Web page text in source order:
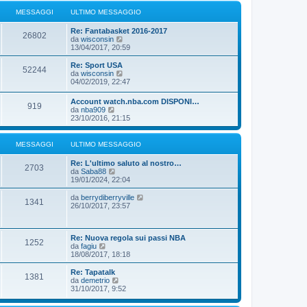
g
g
i
o
s
s
a
g
g
i
o
u
i
o
m
s
a
g
i
o
MESSAGGI ULTIMO MESSAGGIO
26802
Re: Fantabasket 2016-2017
da wisconsin
e
d
l
i
m
m
e
s
s
a
g
i
o
13/04/2017, 20:59
52244
Re: Sport USA
da wisconsin
e
u
l
t
i
o
m
e
s
a
g
g
04/02/2019, 22:47
919
Account watch.nba.com DISPONI…
da nba909
e
d
i
u
o
m
e
s
g
g
o
23/10/2016, 21:15
MESSAGGI ULTIMO MESSAGGIO
2703
Re: L'ultimo saluto al nostro…
da Saba88
e
d
i
u
i
m
o
m
e
s
a
g
g
19/01/2024, 22:04
1341 da berrydiberryville
u
l
m
s
26/10/2017, 23:57
1252
Re: Nuova regola sui passi NBA
da fagiu
e
d
i
u
l
t
i
18/08/2017, 18:18
1381
Re: Tapatalk
da demetrio
e
i
31/10/2017, 9:52